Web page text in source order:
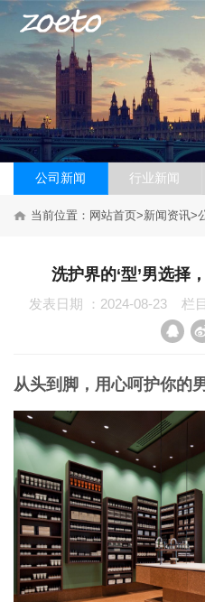
网站首页
产品系列
品牌加盟
联系我们
公司新闻 行业新闻
当前位置： 网站首页>新闻资讯>
洗护界的‘型’男选择
发表日期 ：2024-08-23 栏
从头到脚，用心呵护你的